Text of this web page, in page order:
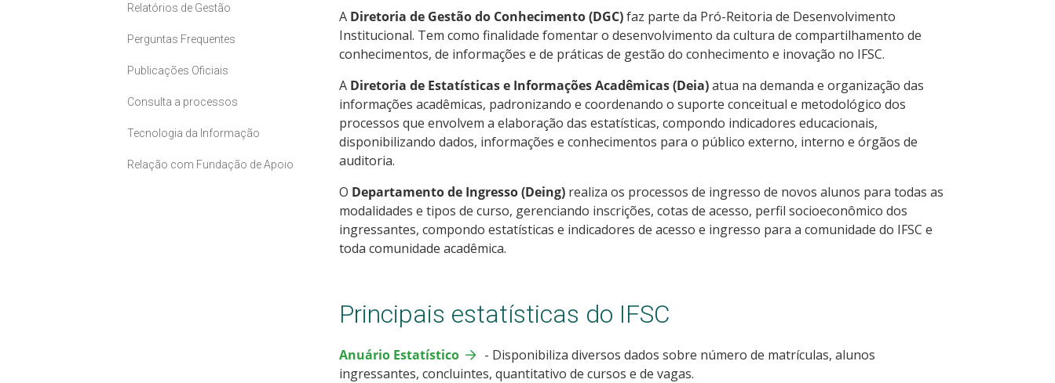
Relatórios de Gestão
Perguntas Frequentes
Publicações Oficiais
Consulta a processos
Tecnologia da Informação
Relação com Fundação de Apoio
A Diretoria de Gestão do Conhecimento (DGC)faz parte da Pró-Reitoria de Desenvolvimento
Institucional. Tem como finalidade fomentar o desenvolvimento da cultura de compartilhamento de
conhecimentos, de informações e de práticas de gestão do conhecimento e inovação no IFSC.
A Diretoria de Estatísticas e Informações Acadêmicas (Deia)atua na demanda e organização das
informações acadêmicas, padronizando e coordenando o suporte conceitual e metodológico dos
processos que envolvem a elaboração das estatísticas, compondo indicadores educacionais,
disponibilizando dados, informações e conhecimentos para o público externo, interno e órgãos de
auditoria.
O Departamento de Ingresso (Deing)realiza os processos de ingresso de novos alunos para todas as
modalidades e tipos de curso, gerenciando inscrições, cotas de acesso, perfil socioeconômico dos
ingressantes, compondo estatísticas e indicadores de acesso e ingresso para a comunidade do IFSC e
toda comunidade acadêmica.
Principais estatísticas do IFSC
Anuário Estatístico
- Disponibiliza diversos dados sobre número de matrículas, alunos
ingressantes, concluintes, quantitativo de cursos e de vagas.